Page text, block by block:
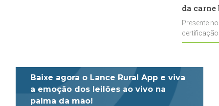
da
Presente
Baixe agora o Lance Rural App e viva
a emoção dos leilões ao vivo na
palma da mão!